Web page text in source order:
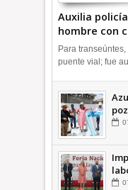
Auxilia
hombre con
Morelos |
Para
puente vial; fue